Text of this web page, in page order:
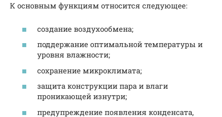
К основным функциям относится следующее:
создание воздухообмена;
поддержание оптимальной температуры и
уровня влажности;
сохранение микроклимата;
защита конструкции пара и влаги
проникающей изнутри;
предупреждение появления конденсата,